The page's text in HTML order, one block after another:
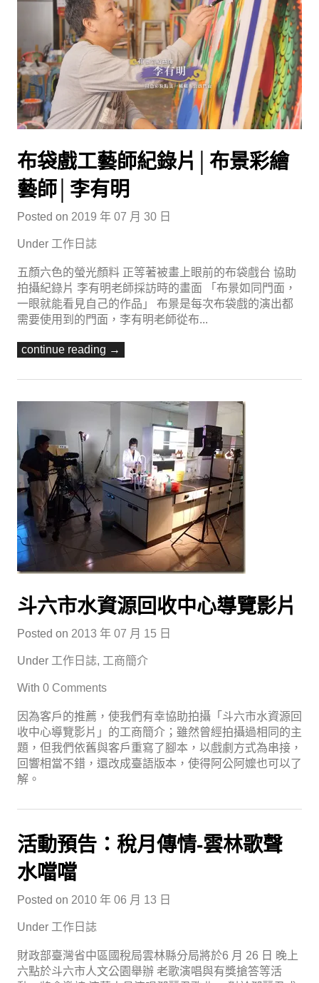
布袋戲工藝師紀錄片│布景彩繪
藝師│李有明
Posted on 2019 年 07 月 30 日
Under 工作日誌
五顏六色的螢光顏料 正等著被畫上眼前的布袋戲台 協助
拍攝紀錄片 李有明老師採訪時的畫面 「布景如同門面，
一眼就能看見自己的作品」 布景是每次布袋戲的演出都
需要使用到的門面，李有明老師從布...
continue reading →
斗六市水資源回收中心導覽影片
Posted on 2013 年 07 月 15 日
Under 工作日誌, 工商簡介
With 0 Comments
因為客戶的推薦，使我們有幸協助拍攝「斗六市水資源回
收中心導覽影片」的工商簡介；雖然曾經拍攝過相同的主
題，但我們依舊與客戶重寫了腳本，以戲劇方式為串接，
回響相當不錯，還改成臺語版本，使得阿公阿嬤也可以了
解。
活動預告：稅月傳情-雲林歌聲
水噹噹
Posted on 2010 年 06 月 13 日
Under 工作日誌
財政部臺灣省中區國稅局雲林縣分局將於6 月 26 日 晚上
六點於斗六市人文公園舉辦 老歌演唱與有獎搶答等活